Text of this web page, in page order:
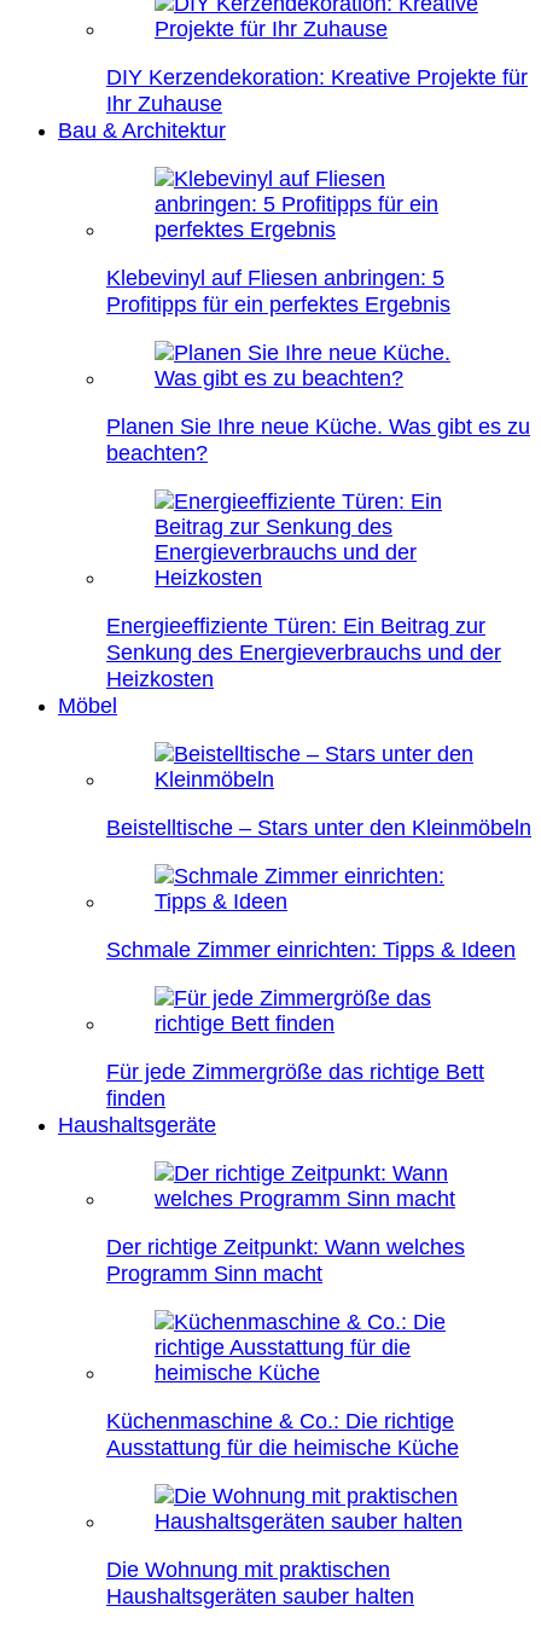
DIY Kerzendekoration: Kreative Projekte für
Ihr Zuhause
Bau & Architektur
Klebevinyl auf Fliesen anbringen: 5
Profitipps für ein perfektes Ergebnis
Planen Sie Ihre neue Küche. Was gibt es zu
beachten?
Energieeffiziente Türen: Ein Beitrag zur
Senkung des Energieverbrauchs und der
Heizkosten
Möbel
Beistelltische – Stars unter den Kleinmöbeln
Schmale Zimmer einrichten: Tipps & Ideen
Für jede Zimmergröße das richtige Bett
finden
Haushaltsgeräte
Der richtige Zeitpunkt: Wann welches
Programm Sinn macht
Küchenmaschine & Co.: Die richtige
Ausstattung für die heimische Küche
Die Wohnung mit praktischen
Haushaltsgeräten sauber halten